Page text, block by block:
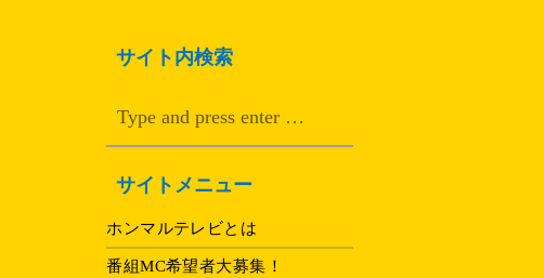
サイト内検索
サイトメニュー
ホンマルテレビとは
番組MC希望者大募集！